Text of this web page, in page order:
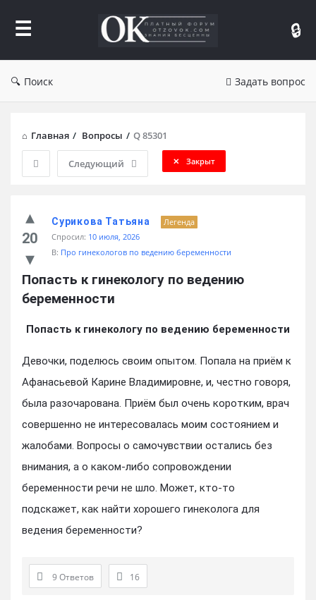
Отзывы
Поиск Задать вопрос
Главная / Вопросы / Q 85301
Следующий Закрыт
20
Сурикова Татьяна
Легенда
Спросил: 10 июля, 2026
В: Про гинекологов по ведению беременности
Попасть к гинекологу по ведению
беременности
Попасть к гинекологу по ведению беременности
Девочки, поделюсь своим опытом. Попала на приём к
Афанасьевой Карине Владимировне, и, честно говоря,
была разочарована. Приём был очень коротким, врач
совершенно не интересовалась моим состоянием и
жалобами. Вопросы о самочувствии остались без
внимания, а о каком-либо сопровождении
беременности речи не шло. Может, кто-то
подскажет, как найти хорошего гинеколога для
ведения беременности?
9 Ответов 16